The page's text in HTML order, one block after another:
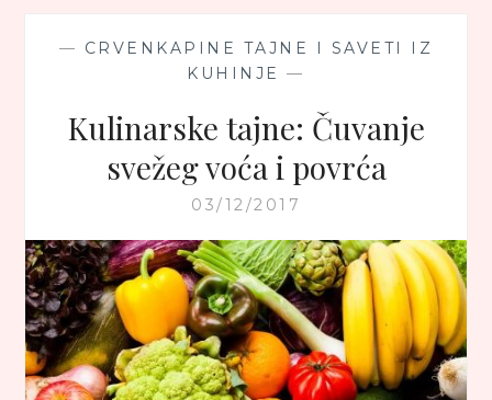
— CRVENKAPINE TAJNE I SAVETI IZ
KUHINJE —
Kulinarske tajne: Čuvanje
svežeg voća i povrća
03/12/2017